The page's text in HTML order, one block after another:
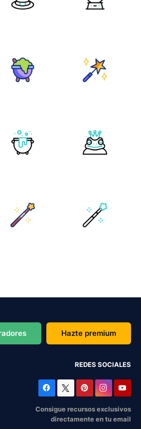
Hazte premium
REDES SOCIALES
Consigue recursos exclusivos
directamente en tu email